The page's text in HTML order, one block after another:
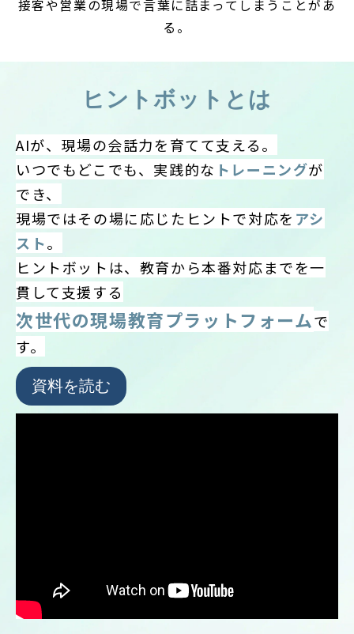
接客や営業の現場で言葉に詰まってしまうことがあ
る。
ヒントボットとは
AIが、現場の会話力を育てて支える。
いつでもどこでも、実践的な トレーニングが
でき、
現場ではその場に応じたヒントで対応を アシ
スト。
ヒントボットは、教育から本番対応までを一
貫して支援する
次世代の現場教育プラットフォームで
す。
資料を読む